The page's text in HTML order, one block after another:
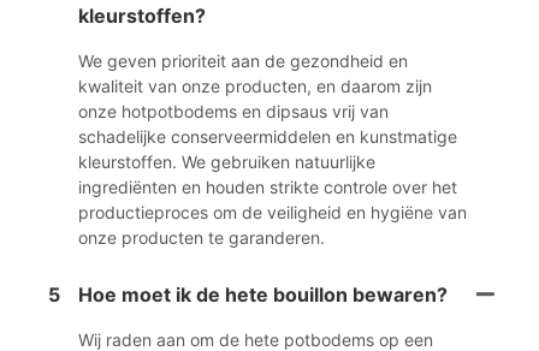
kleurstoffen?
We geven prioriteit aan de gezondheid en
kwaliteit van onze producten, en daarom zijn
onze hotpotbodems en dipsaus vrij van
schadelijke conserveermiddelen en kunstmatige
kleurstoffen. We gebruiken natuurlijke
ingrediënten en houden strikte controle over het
productieproces om de veiligheid en hygiëne van
onze producten te garanderen.
5 Hoe moet ik de hete bouillon bewaren?
Wij raden aan om de hete potbodems op een